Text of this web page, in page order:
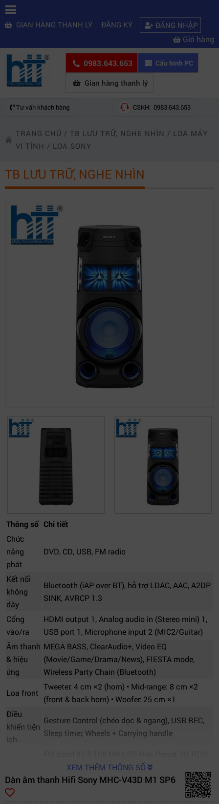
GIAN HÀNG THANH LÝ ĐĂNG KÝ ĐĂNG NHẬP
Giỏ hàng
0983.643.653 Cấu hình PC
Gian hàng thanh lý
Tư vấn khách hàng CSKH: 0983.643.653
TRANG CHỦ / TB LƯU TRỮ, NGHE NHÌN / LOA MÁY
VI TÍNH / LOA SONY
TB LƯU TRỮ, NGHE NHÌN
Thông số Chi tiết
Chức
năng
phát
DVD, CD, USB, FM radio
Kết nối
không
dây
Bluetooth (iAP over BT), hỗ trợ LDAC, AAC, A2DP
SINK, AVRCP 1.3
Cổng
vào/ra
HDMI output 1, Analog audio in (Stereo mini) 1,
USB port 1, Microphone input 2 (MIC2/Guitar)
Âm thanh
& hiệu
ứng
MEGA BASS, ClearAudio+, Video EQ
(Movie/Game/Drama/News), FIESTA mode,
Wireless Party Chain (Bluetooth)
Loa front
Tweeter: 4 cm ×2 (horn) • Mid-range: 8 cm ×2
(front & back horn) • Woofer: 25 cm ×1
Điều
khiển tiện
ích
Gesture Control (chéo dọc & ngang), USB REC,
Sleep timer, Wheels + Carrying handle
có hỗ trợ
Kích
thước &
349.5 mm × 795 mm × 328.5 mm • Khoảng 14.5
XEM THÊM THÔNG SỐ
Dàn âm thanh Hifi Sony MHC-V43D M1 SP6